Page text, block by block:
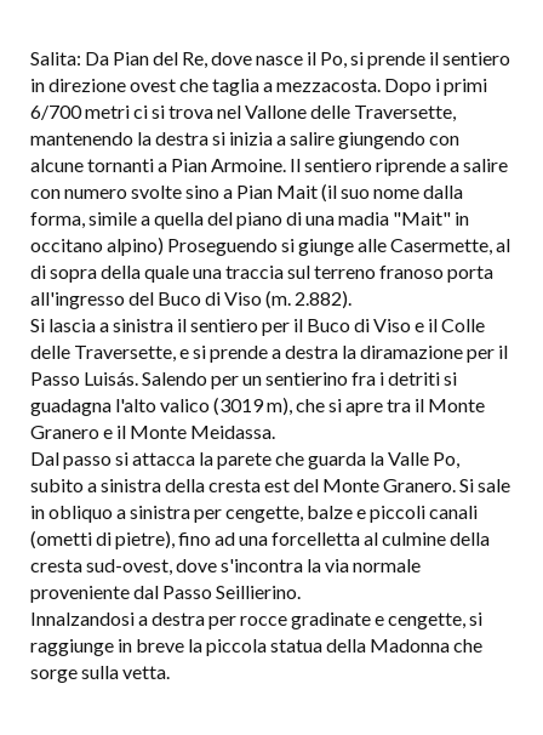
Salita: Da Pian del Re, dove nasce il Po, si prende il sentiero
in direzione ovest che taglia a mezzacosta. Dopo i primi
6/700 metri ci si trova nel Vallone delle Traversette,
mantenendo la destra si inizia a salire giungendo con
alcune tornanti a Pian Armoine. Il sentiero riprende a salire
con numero svolte sino a Pian Mait (il suo nome dalla
forma, simile a quella del piano di una madia "Mait" in
occitano alpino) Proseguendo si giunge alle Casermette, al
di sopra della quale una traccia sul terreno franoso porta
all'ingresso del Buco di Viso (m. 2.882).
Si lascia a sinistra il sentiero per il Buco di Viso e il Colle
delle Traversette, e si prende a destra la diramazione per il
Passo Luisás. Salendo per un sentierino fra i detriti si
guadagna l'alto valico (3019 m), che si apre tra il Monte
Granero e il Monte Meidassa.
Dal passo si attacca la parete che guarda la Valle Po,
subito a sinistra della cresta est del Monte Granero. Si sale
in obliquo a sinistra per cengette, balze e piccoli canali
(ometti di pietre), fino ad una forcelletta al culmine della
cresta sud-ovest, dove s'incontra la via normale
proveniente dal Passo Seillierino.
Innalzandosi a destra per rocce gradinate e cengette, si
raggiunge in breve la piccola statua della Madonna che
sorge sulla vetta.